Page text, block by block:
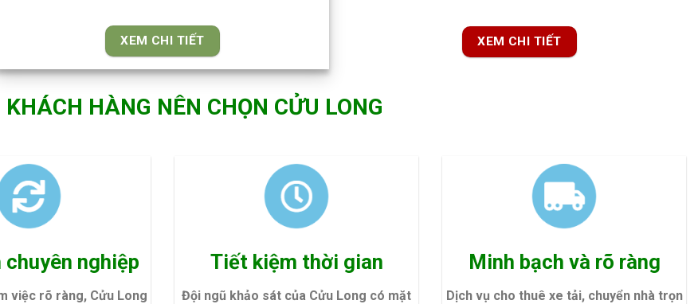
XEM CHI TIẾT XEM CHI TIẾT
KHÁCH HÀNG NÊN CHỌN CỬU LONG
chuyên nghiệp
việc rõ ràng, Cửu Long
Tiết kiệm thời gian
Đội ngũ khảo sát của Cửu Long có mặt
Minh bạch và rõ ràng
Dịch vụ cho thuê xe tải, chuyển nhà trọn